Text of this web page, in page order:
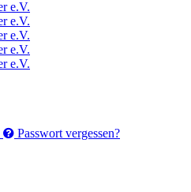
Passwort vergessen?